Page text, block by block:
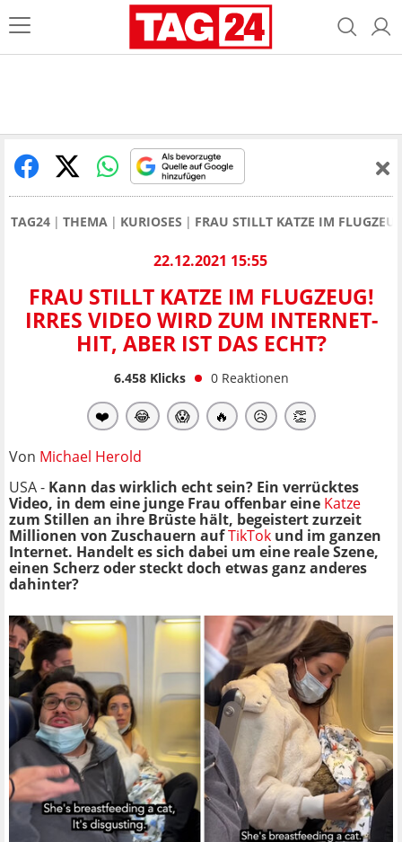
TAG24 THEMA KURIOSES FRAU STILLT KATZE IM
22.12.2021 15:55
FRAU STILLT KATZE IM FLUGZEUG!
IRRES VIDEO WIRD ZUM INTERNET-
HIT, ABER IST DAS ECHT?
6.458Klicks 0 Reaktionen
❤️ 😂 😱 🔥 😥 👏
Von Michael Herold
USA - Kann das wirklich echt sein? Ein verrücktes
Video, in dem eine junge Frau offenbar eine Katze
zum Stillen an ihre Brüste hält, begeistert zurzeit
Millionen von Zuschauern aufTikTok und im ganzen
Internet. Handelt es sich dabei um eine reale Szene,
einen Scherz oder steckt doch etwas ganz anderes
dahinter?